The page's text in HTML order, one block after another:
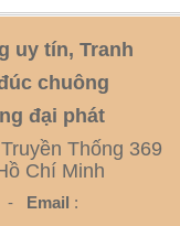
uy tín, Tranh
chuông
đại phát
Thống 369
Chí Minh
- Email :